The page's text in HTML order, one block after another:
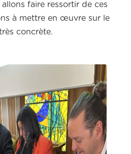
faire ressortir de ces
à mettre en œuvre sur le
concrète.